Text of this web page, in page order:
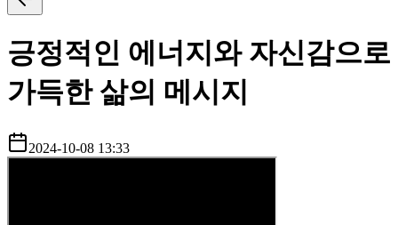
긍정적인 에너지와 자신감으로
가득한 삶의 메시지
2024-10-08 13:33